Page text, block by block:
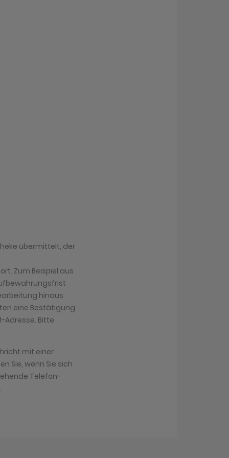
übermittelt, der
Zum Beispiel aus
hinaus
eine Bestätigung
Adresse. Bitte
mit einer
Sie, wenn Sie sich
Telefon-